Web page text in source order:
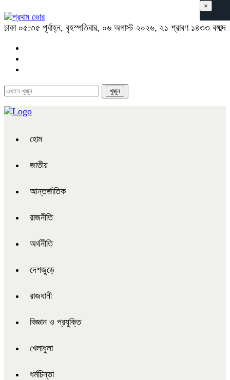
ঢাকা ০৫:৩৫ পূর্বাহ্ন, বৃহস্পতিবার, ০৬ অগাস্ট ২০২৬, ২১ শ্রাবণ ১৪৩৩ বঙ্গাব্দ
হোম
জাতীয়
আন্তর্জাতিক
রাজনীতি
অর্থনীতি
দেশজুড়ে
রাজধানী
বিজ্ঞান ও প্রযুক্তি
খেলাধুলা
ধর্মচিন্তা
×